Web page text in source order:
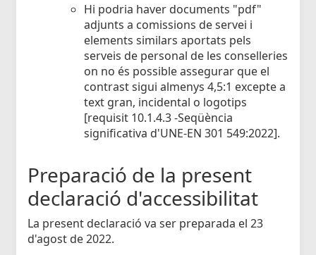
Hi podria haver documents "pdf"
adjunts a comissions de servei i
elements similars aportats pels
serveis de personal de les conselleries
on no és possible assegurar que el
contrast sigui almenys 4,5:1 excepte a
text gran, incidental o logotips
[requisit 10.1.4.3 -Seqüència
significativa d'UNE-EN 301 549:2022].
Preparació de la present
declaració d'accessibilitat
La present declaració va ser preparada el 23
d'agost de 2022.